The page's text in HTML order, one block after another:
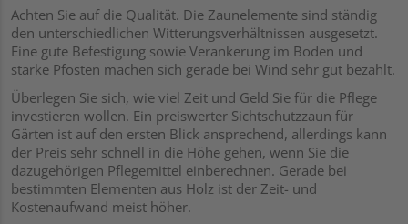
Achten Sie auf die Qualität. Die Zaunelemente sind ständig
den unterschiedlichen Witterungsverhältnissen ausgesetzt.
Eine gute Befestigung sowie Verankerung im Boden und
starke Pfosten machen sich gerade bei Wind sehr gut bezahlt.
Überlegen Sie sich, wie viel Zeit und Geld Sie für die Pflege
investieren wollen. Ein preiswerter Sichtschutzzaun für
Gärten ist auf den ersten Blick ansprechend, allerdings kann
der Preis sehr schnell in die Höhe gehen, wenn Sie die
dazugehörigen Pflegemittel einberechnen. Gerade bei
bestimmten Elementen aus Holz ist der Zeit- und
Kostenaufwand meist höher.